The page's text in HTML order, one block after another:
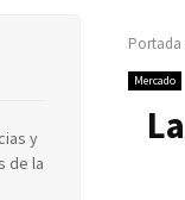
Portada
Mercado
y
de la